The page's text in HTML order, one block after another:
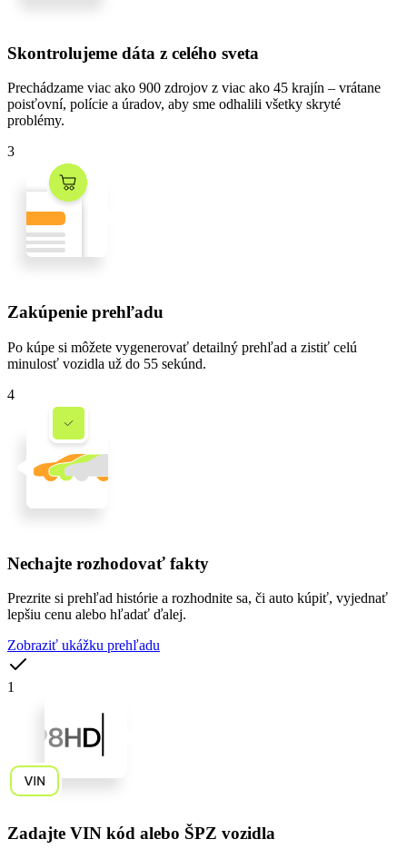
Skontrolujeme dáta z celého sveta
Prechádzame viac ako 900 zdrojov z viac ako 45 krajín – vrátane
poisťovní, polície a úradov, aby sme odhalili všetky skryté
problémy.
3
Zakúpenie prehľadu
Po kúpe si môžete vygenerovať detailný prehľad a zistiť celú
minulosť vozidla už do 55 sekúnd.
4
Nechajte rozhodovať fakty
Prezrite si prehľad histórie a rozhodnite sa, či auto kúpiť, vyjednať
lepšiu cenu alebo hľadať ďalej.
Zobraziť ukážku prehľadu
1
Zadajte VIN kód alebo ŠPZ vozidla